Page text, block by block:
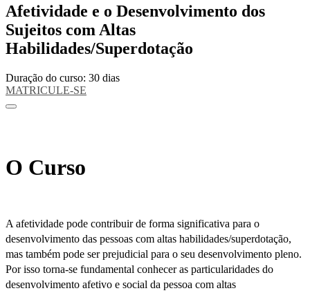
Afetividade e o Desenvolvimento dos
Sujeitos com Altas
Habilidades/Superdotação
Duração do curso: 30 dias
MATRICULE-SE
O Curso
A afetividade pode contribuir de forma significativa para o
desenvolvimento das pessoas com altas habilidades/superdotação,
mas também pode ser prejudicial para o seu desenvolvimento pleno.
Por isso torna-se fundamental conhecer as particularidades do
desenvolvimento afetivo e social da pessoa com altas